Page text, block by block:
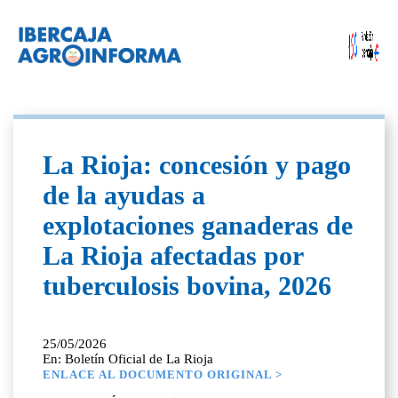
La Rioja: concesión y pago
de la ayudas a
explotaciones ganaderas de
La Rioja afectadas por
tuberculosis bovina, 2026
25/05/2026
En: Boletín Oficial de La Rioja
ENLACE AL DOCUMENTO ORIGINAL >